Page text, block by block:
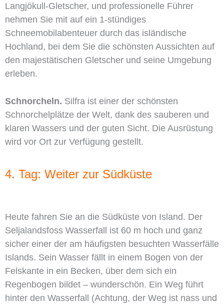
Langjökull-Gletscher, und professionelle Führer
nehmen Sie mit auf ein 1-stündiges
Schneemobilabenteuer durch das isländische
Hochland, bei dem Sie die schönsten Aussichten auf
den majestätischen Gletscher und seine Umgebung
erleben.
Schnorcheln. Silfra ist einer der schönsten
Schnorchelplätze der Welt, dank des sauberen und
klaren Wassers und der guten Sicht. Die Ausrüstung
wird vor Ort zur Verfügung gestellt.
4. Tag: Weiter zur Südküste
Heute fahren Sie an die Südküste von Island. Der
Seljalandsfoss Wasserfall ist 60 m hoch und ganz
sicher einer der am häufigsten besuchten Wasserfälle
Islands. Sein Wasser fällt in einem Bogen von der
Felskante in ein Becken, über dem sich ein
Regenbogen bildet – wunderschön. Ein Weg führt
hinter den Wasserfall (Achtung, der Weg ist nass und